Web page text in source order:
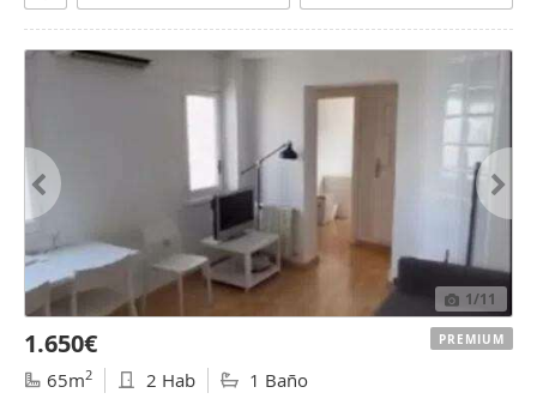
1/11
1.650€
65m2 2 Hab 1 Baño
PREMIUM